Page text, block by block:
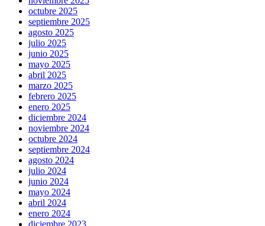
octubre 2025
septiembre 2025
agosto 2025
julio 2025
junio 2025
mayo 2025
abril 2025
marzo 2025
febrero 2025
enero 2025
diciembre 2024
noviembre 2024
octubre 2024
septiembre 2024
agosto 2024
julio 2024
junio 2024
mayo 2024
abril 2024
enero 2024
diciembre 2023